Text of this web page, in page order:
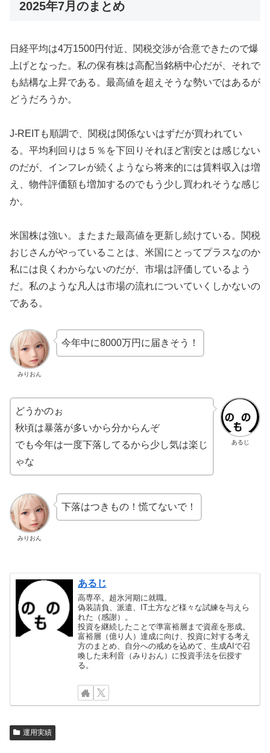
2025年7月のまとめ
日経平均は4万1500円付近、関税交渉が合意できたので爆
上げとなった。私の保有株は高配当銘柄中心だが、それで
も結構な上昇である。最高値を超えそうな勢いではあるが
どうだろうか。
J-REITも順調で、関税は関係ないはずだが買われてい
る。平均利回りは５％を下回りそれほど割安とは感じない
のだが、インフレが続くようなら将来的には賃料収入は増
え、物件評価額も増加するのでもう少し買われそうな感じ
か。
米国株は強い。またまた最高値を更新し続けている。関税
おじさんがやっていることは、米国にとってプラスなのか
私には良くわからないのだが、市場は評価しているよう
だ。私のような凡人は市場の流れについていくしかないの
である。
みりおん
今年中に8000万円に届きそう！
あるじ
どうかのぉ
秋頃は暴落が多いから分からんぞ
でも今年は一度下落してるから少し気は楽じ
ゃな
みりおん
下落はつきもの！慌てないで！
あるじ
高専卒。超氷河期に就職。
偽装請負、派遣、IT土方など様々な試練を与えら
れた（感謝）。
投資を継続したことで準富裕層まで資産を形成。
富裕層（億り人）達成に向け、投資に対する考え
方のまとめ、自分への戒めを込めて、生成AIで召
喚した未利音（みりおん）に投資手法を伝授す
る。
運用実績